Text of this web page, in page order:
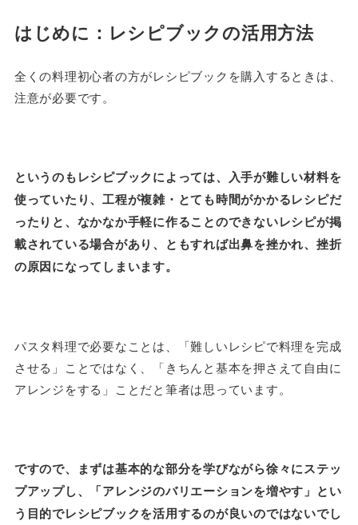
はじめに：レシピブックの活用方法
全くの料理初心者の方がレシピブックを購入するときは、
注意が必要です。
というのもレシピブックによっては、入手が難しい材料を
使っていたり、工程が複雑・とても時間がかかるレシピだ
ったりと、なかなか手軽に作ることのできないレシピが掲
載されている場合があり、ともすれば出鼻を挫かれ、挫折
の原因になってしまいます。
パスタ料理で必要なことは、「難しいレシピで料理を完成
させる」ことではなく、「きちんと基本を押さえて自由に
アレンジをする」ことだと筆者は思っています。
ですので、まずは基本的な部分を学びながら徐々にステッ
プアップし、「アレンジのバリエーションを増やす」とい
う目的でレシピブックを活用するのが良いのではないでし